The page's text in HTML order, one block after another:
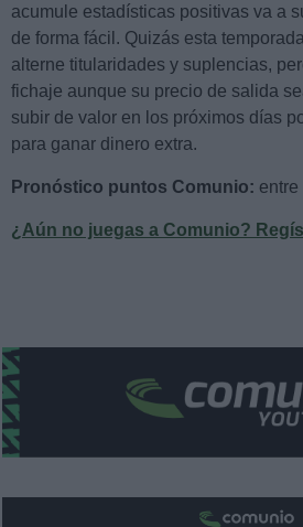
acumule estadísticas positivas va a
de forma fácil. Quizás esta
alterne titularidades y suplencias,
fichaje aunque su precio de salida
subir de valor en los próximos días
para ganar dinero extra.
Pronóstico puntos Comunio: entre
¿Aún no juegas a Comunio?